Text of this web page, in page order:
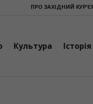
ПРО ЗАХІДНИЙ
Три сучасні
Культура Історія